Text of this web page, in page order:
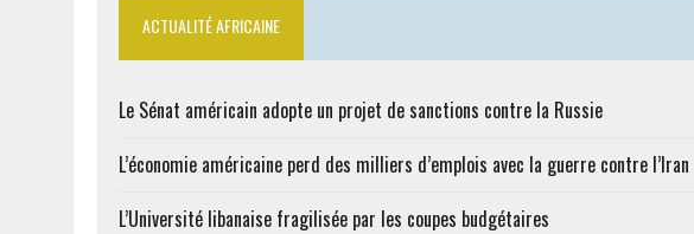
ACTUALITÉ AFRICAINE
Le Sénat américain adopte un projet de sanctions contre la Russie
L’économie américaine perd des milliers d’emplois avec la guerre contre l’Iran
L’Université libanaise fragilisée par les coupes budgétaires